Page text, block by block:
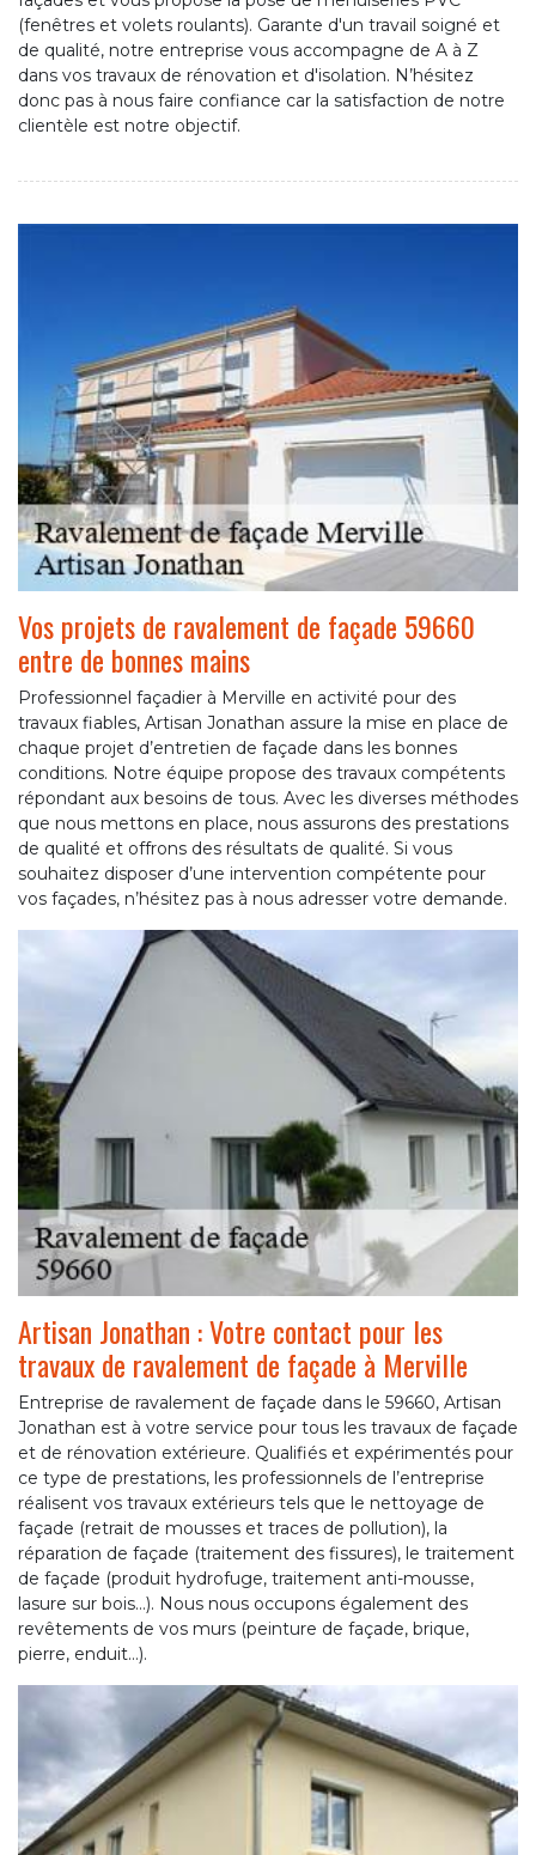
(fenêtres et volets roulants). Garante d'un travail soigné et
de qualité, notre entreprise vous accompagne de A à Z
dans vos travaux de rénovation et d'isolation. N’hésitez
donc pas à nous faire confiance car la satisfaction de notre
clientèle est notre objectif.
Vos projets de ravalement de façade 59660
entre de bonnes mains
Professionnel façadier à Merville en activité pour des
travaux fiables, Artisan Jonathan assure la mise en place de
chaque projet d’entretien de façade dans les bonnes
conditions. Notre équipe propose des travaux compétents
répondant aux besoins de tous. Avec les diverses méthodes
que nous mettons en place, nous assurons des prestations
de qualité et offrons des résultats de qualité. Si vous
souhaitez disposer d’une intervention compétente pour
vos façades, n’hésitez pas à nous adresser votre demande.
Artisan Jonathan : Votre contact pour les
travaux de ravalement de façade à Merville
Entreprise de ravalement de façade dans le 59660, Artisan
Jonathan est à votre service pour tous les travaux de façade
et de rénovation extérieure. Qualifiés et expérimentés pour
ce type de prestations, les professionnels de l’entreprise
réalisent vos travaux extérieurs tels que le nettoyage de
façade (retrait de mousses et traces de pollution), la
réparation de façade (traitement des fissures), le traitement
de façade (produit hydrofuge, traitement anti-mousse,
lasure sur bois…). Nous nous occupons également des
revêtements de vos murs (peinture de façade, brique,
pierre, enduit…).